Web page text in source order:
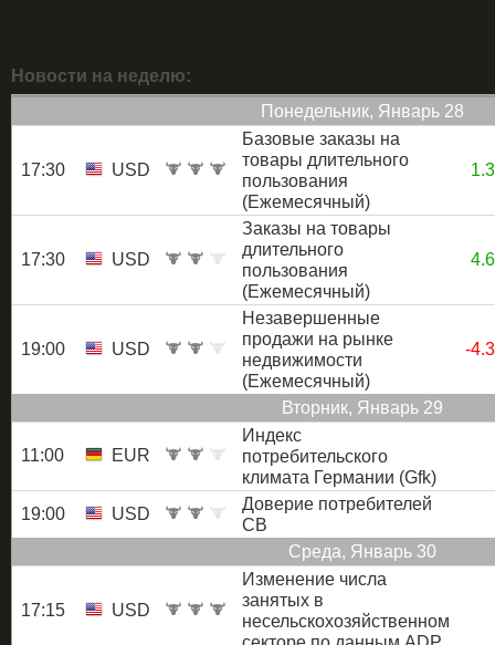
Новости на неделю:
Понедельник, Январь 28
17:30 USD
Базовые заказы на
товары длительного
пользования
(Ежемесячный)
17:30 USD
Заказы на товары
длительного
пользования
(Ежемесячный)
19:00 USD
Незавершенные
продажи на рынке
недвижимости
(Ежемесячный)
-
Вторник, Январь 29
11:00 EUR
Индекс
потребительского
климата Германии (Gfk)
19:00
USD
Доверие потребителей
CB
Среда, Январь 30
17:15 USD
Изменение числа
занятых в
несельскохозяйственном